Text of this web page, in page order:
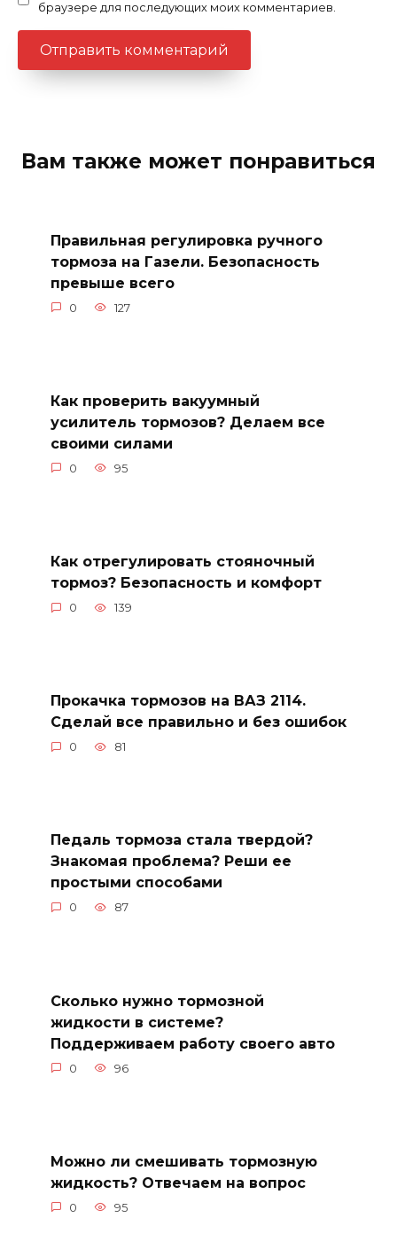
браузере для последующих моих комментариев.
Вам также может понравиться
Правильная регулировка ручного
тормоза на Газели. Безопасность
превыше всего
0 127
Как проверить вакуумный
усилитель тормозов? Делаем все
своими силами
0 95
Как отрегулировать стояночный
тормоз? Безопасность и комфорт
0 139
Прокачка тормозов на ВАЗ 2114.
Сделай все правильно и без ошибок
0 81
Педаль тормоза стала твердой?
Знакомая проблема? Реши ее
простыми способами
0 87
Сколько нужно тормозной
жидкости в системе?
Поддерживаем работу своего авто
0 96
Можно ли смешивать тормозную
жидкость? Отвечаем на вопрос
0 95